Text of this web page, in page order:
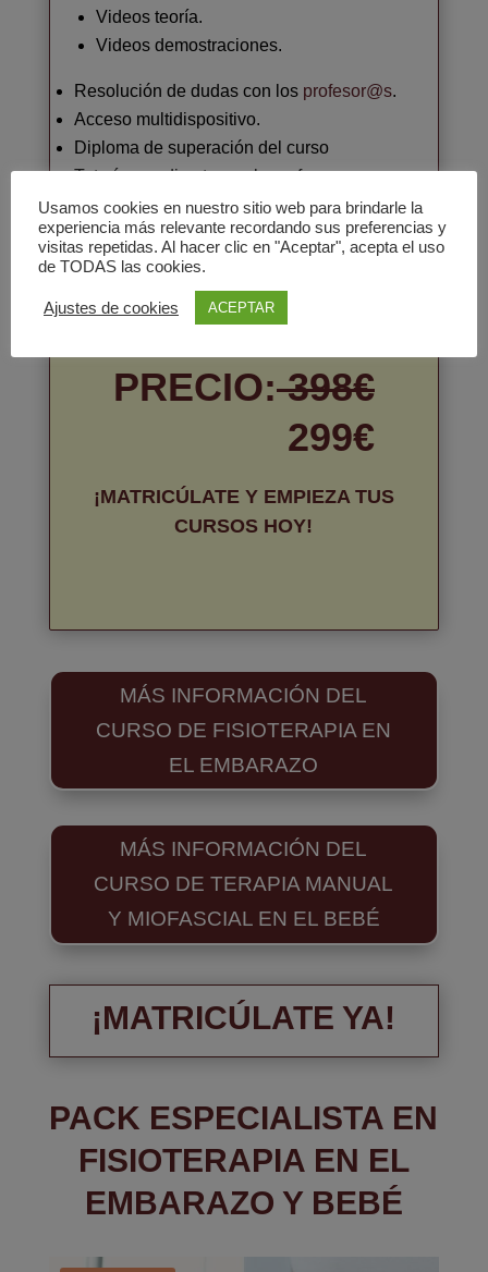
Videos teoría.
Videos demostraciones.
Resolución de dudas con los profesor@s.
Acceso multidispositivo.
Diploma de superación del curso
Tutorías en directo con la profesora.
PRECIO:398€
299€
¡MATRICÚLATE Y EMPIEZA TUS
CURSOS HOY!
MÁS INFORMACIÓN DEL
CURSO DE FISIOTERAPIA EN
EL EMBARAZO
MÁS INFORMACIÓN DEL
CURSO DE TERAPIA MANUAL
Y MIOFASCIAL EN EL BEBÉ
¡MATRICÚLATE YA!
PACK ESPECIALISTA EN
FISIOTERAPIA EN EL
EMBARAZO Y BEBÉ
Usamos cookies en nuestro sitio web para brindarle la
experiencia más relevante recordando sus preferencias y
visitas repetidas. Al hacer clic en "Aceptar", acepta el uso
de TODAS las cookies.
Ajustes de cookies ACEPTAR